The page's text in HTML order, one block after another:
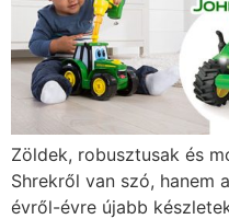
Zöldek, robusztusak és
Shrekről van szó, hanem
évről-évre újabb